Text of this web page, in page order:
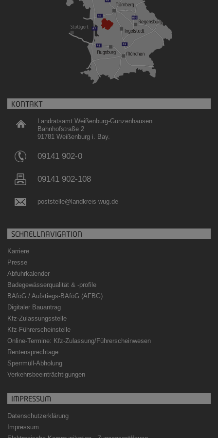
KONTAKT
Landratsamt Weißenburg-Gunzenhausen
Bahnhofstraße 2
91781 Weißenburg i. Bay.
09141 902-0
09141 902-108
poststelle@landkreis-wug.de
SCHNELLNAVIGATION
Karriere
Presse
Abfuhrkalender
Badegewässerqualität & -profile
BAföG / Aufstiegs-BAföG (AFBG)
Digitaler Bauantrag
Kfz-Zulassungsstelle
Kfz-Führerscheinstelle
Online-Termine: Kfz-Zulassung/Führerscheinwesen
Rentensprechtage
Sperrmüll-Abholung
Verkehrsbeeinträchtigungen
IMPRESSUM
Datenschutzerklärung
Impressum